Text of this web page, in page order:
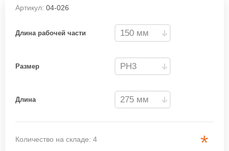
Артикул: 04-026
Длина рабочей части
Размер
Длина
Количество на складе: 4 *